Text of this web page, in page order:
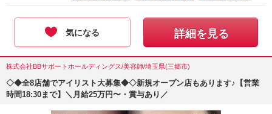
気になる 詳細を見る
株式会社BBサポートホールディングス/美容師/埼玉県(三郷市)
◇◆全8店舗でアイリスト大募集◆◇新規オープン店もあります♪【営業
時間18:30まで】＼月給25万円〜・賞与あり／